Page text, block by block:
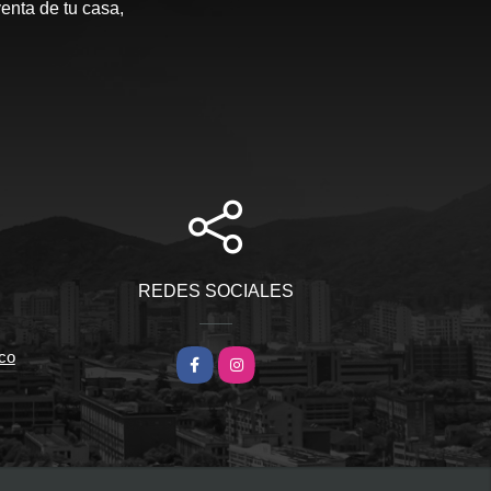
de tu casa,
REDES SOCIALES
FacebookInstagram